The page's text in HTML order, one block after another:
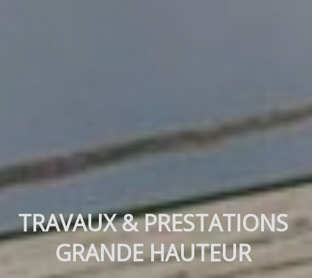
TRAVAUX & PRESTATIONS
GRANDE HAUTEUR